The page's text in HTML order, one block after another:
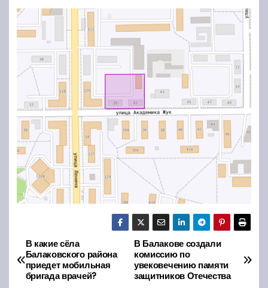
Н
а
В Балакове создали
комиссию по
увековечению памяти
защитников Отечества
В какие сёла
Балаковского района
приедет мобильная
бригада врачей?